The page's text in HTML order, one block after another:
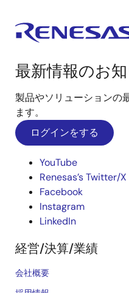
最新情報のお
製品やソリューションの
ます。
ログインをする
YouTube
Renesas’s Twitter/X
Facebook
Instagram
LinkedIn
経営/決算/業績
会社概要